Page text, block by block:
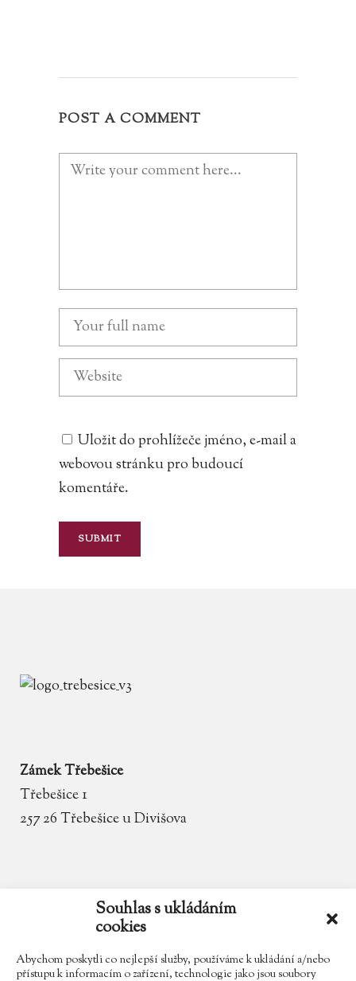
Souhlas s ukládáním
cookies
Abychom poskytli co nejlepší služby, používáme k ukládání a/nebo
přístupu k informacím o zařízení, technologie jako jsou soubory
POST A COMMENT
Uložit do prohlížeče jméno, e-mail a
webovou stránku pro budoucí
komentáře.
Zámek Třebešice
Třebešice 1
257 26 Třebešice u Divišova
zamek.trebesice@volny.cz
602 354 467